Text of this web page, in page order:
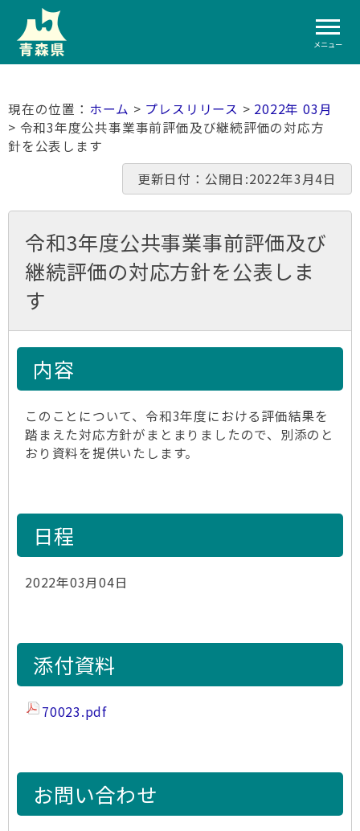
メニュー
ホーム > プレスリリース > 2022年 03月
> 令和3年度公共事業事前評価及び継続評価の対応方
針を公表します
更新日付：公開日:2022年3月4日
令和3年度公共事業事前評価及び
継続評価の対応方針を公表しま
す
内容
このことについて、令和3年度における評価結果を
踏まえた対応方針がまとまりましたので、別添のと
おり資料を提供いたします。
日程
2022年03月04日
添付資料
70023.pdf
お問い合わせ